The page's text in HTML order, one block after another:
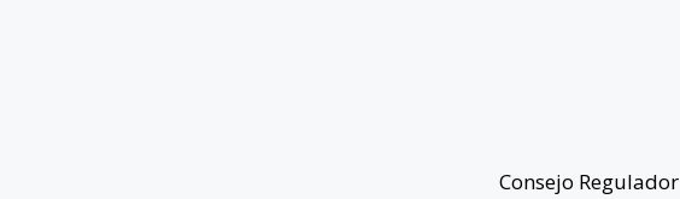
Consejo Regulador